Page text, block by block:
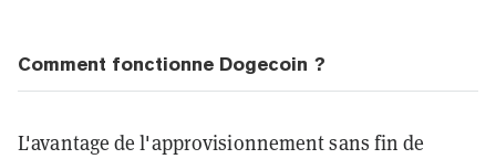
Comment fonctionne Dogecoin ?
L'avantage de l'approvisionnement sans fin de